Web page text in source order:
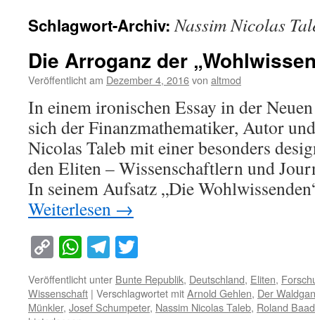
Schlagwort-Archiv:Nassim Nicolas
Die Arroganz der
Veröffentlicht am Dezember 4, 2016von altmod
In einem ironischen Essay in der
sich der Finanzmathematiker, Autor
Nicolas Taleb mit einer besonders
den Eliten – Wissenschaftlern und
In seinem Aufsatz „Die
Weiterlesen →
Copy
Link
WhatsApp
Telegram
Veröffentlicht unter Bunte Republik, Deutschland, Eliten,
Wissenschaft | Verschlagwortet mitArnold Gehlen, Der
Münkler, Josef Schumpeter, Nassim Nicolas Taleb, Roland